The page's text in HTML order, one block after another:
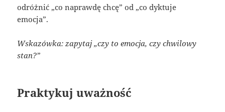
odróżnić „co naprawdę chcę” od „co dyktuje
emocja”.
Wskazówka: zapytaj „czy to emocja, czy chwilowy
stan?”
Praktykuj uważność